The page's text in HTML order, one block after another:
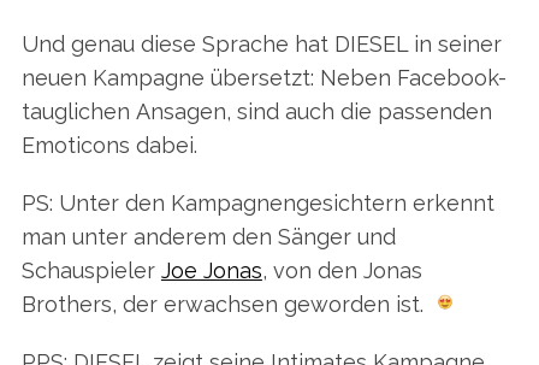
Und genau diese Sprache hat DIESEL in seiner
neuen Kampagne übersetzt: Neben Facebook-
tauglichen Ansagen, sind auch die passenden
Emoticons dabei.
PS: Unter den Kampagnengesichtern erkennt
man unter anderem den Sänger und
Schauspieler Joe Jonas, von den Jonas
Brothers, der erwachsen geworden ist.